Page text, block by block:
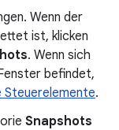
Wenn der
ist, klicken
. Wenn sich
befindet,
.
Snapshots